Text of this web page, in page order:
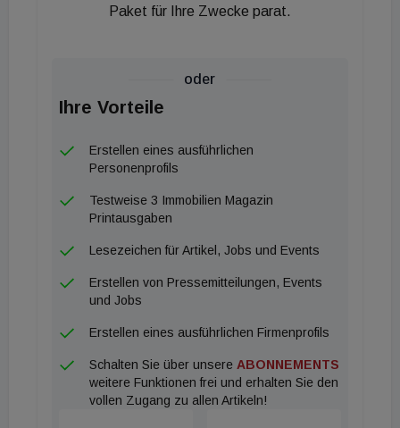
der Tiefbau eine ähnlich steile Aufwärtstendenz
Paket für Ihre Zwecke parat.
oder
Ihre Vorteile
Erstellen eines ausführlichen
Personenprofils
Testweise 3 Immobilien Magazin
Printausgaben
Lesezeichen für Artikel, Jobs und Events
Erstellen von Pressemitteilungen, Events
und Jobs
Erstellen eines ausführlichen Firmenprofils
Schalten Sie über unsere ABONNEMENTS
weitere Funktionen frei und erhalten Sie den
vollen Zugang zu allen Artikeln!